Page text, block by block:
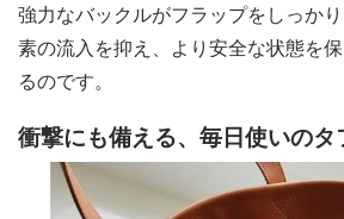
強力なバックルがフラップをしっか
素の流入を抑え、より安全な状態を
るのです。
衝撃にも備える、毎日使いのタ